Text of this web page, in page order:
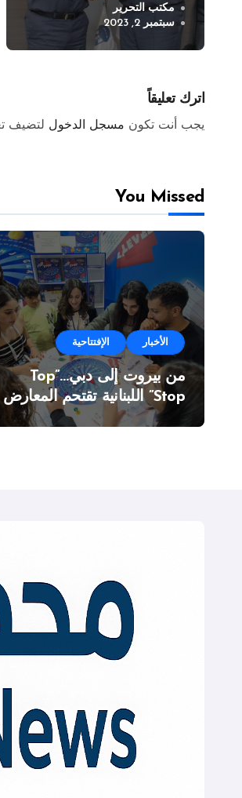
انتهاء خدمته في قوى
الأمن الداخلي
مكتب التحرير
سبتمبر 2, 2023
اترك تعليقاً
يجب أنت تكون مسجل الدخول لتضيف
You Missed
الأخبار الإفتتاحية
من بيروت إلى دبي…”Top
Stop” اللبنانية تقتحم المعارض
الدولية